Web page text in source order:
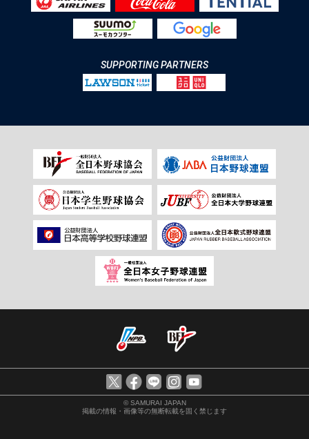
SUPPORTING PARTNERS
© SAMURAI JAPAN
掲載の情報・画像等の無断転載を固く禁じます